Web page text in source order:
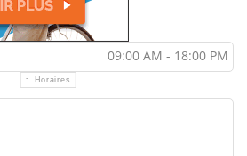
09:00 AM - 18:00 PM
Horaires